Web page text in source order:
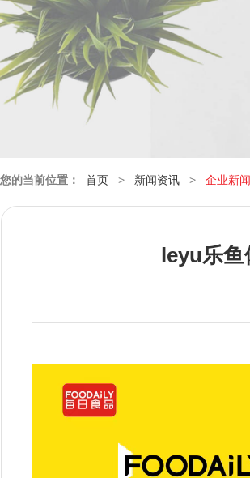
您的当前位置： 首页 > 新闻资讯 > 企业新闻
leyu乐鱼